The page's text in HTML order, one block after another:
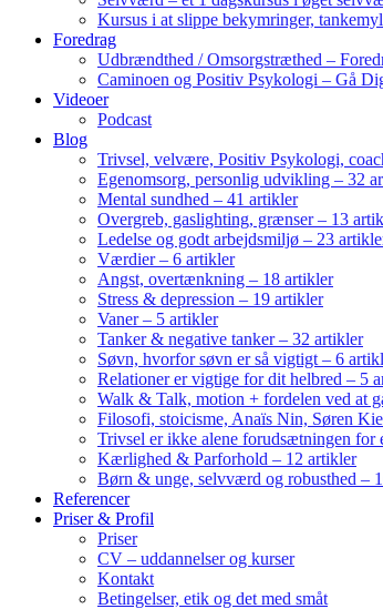
Kursus i at slippe bekymringer,
Foredrag
Udbrændthed / Omsorgstræthed –
Caminoen og Positiv Psykologi – Gå
Videoer
Podcast
Blog
Trivsel, velvære, Positiv Psykologi,
Egenomsorg, personlig udvikling – 32
Mental sundhed – 41 artikler
Overgreb, gaslighting, grænser – 13
Ledelse og godt arbejdsmiljø – 23
Værdier – 6 artikler
Angst, overtænkning – 18 artikler
Stress & depression – 19 artikler
Vaner – 5 artikler
Tanker & negative tanker – 32 artikler
Søvn, hvorfor søvn er så vigtigt – 6
Relationer er vigtige for dit helbred – 5
Walk & Talk, motion + fordelen ved at
Filosofi, stoicisme, Anaïs Nin, Søren
Trivsel er ikke alene forudsætningen for
Kærlighed & Parforhold – 12 artikler
Børn & unge, selvværd og robusthed –
Referencer
Priser & Profil
Priser
CV – uddannelser og kurser
Kontakt
Betingelser, etik og det med småt